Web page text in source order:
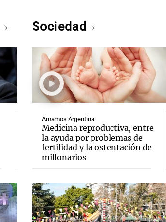
Sociedad
Amamos Argentina
Medicina reproductiva, entre
la ayuda por problemas de
fertilidad y la ostentación de
millonarios